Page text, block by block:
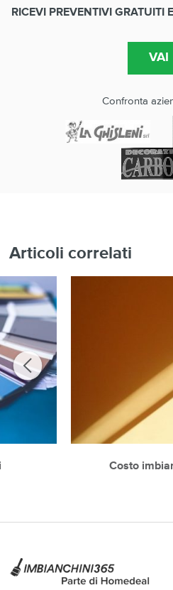
RICEVI PREVENTIVI GRATUITI
Confronta
Articoli correlati
Costo